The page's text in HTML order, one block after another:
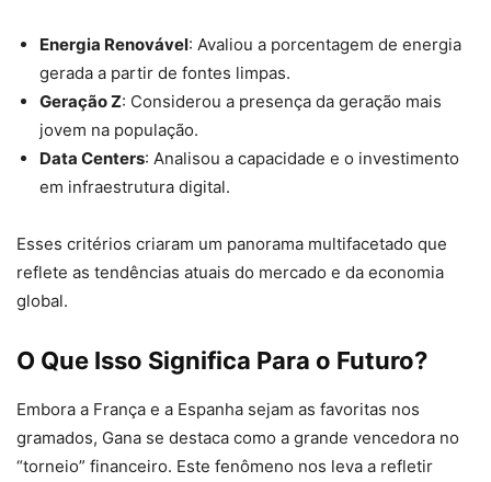
Energia Renovável: Avaliou a porcentagem de energia
gerada a partir de fontes limpas.
Geração Z: Considerou a presença da geração mais
jovem na população.
Data Centers: Analisou a capacidade e o investimento
em infraestrutura digital.
Esses critérios criaram um panorama multifacetado que
reflete as tendências atuais do mercado e da economia
global.
O Que Isso Significa Para o Futuro?
Embora a França e a Espanha sejam as favoritas nos
gramados, Gana se destaca como a grande vencedora no
“torneio” financeiro. Este fenômeno nos leva a refletir